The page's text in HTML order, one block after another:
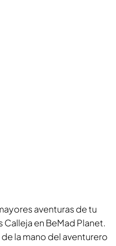
aventuras de tu
Calleja en BeMad Planet.
la mano del aventurero